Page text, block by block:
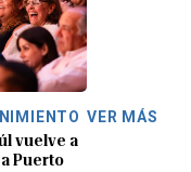
vuelve a
Puerto
VER MÁS